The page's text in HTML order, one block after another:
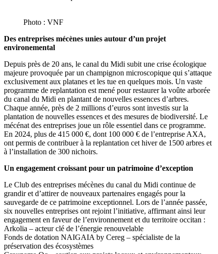
Photo : VNF
Des entreprises mécènes unies autour d’un projet
environemental
Depuis près de 20 ans, le canal du Midi subit une crise écologique
majeure provoquée par un champignon microscopique qui s’attaque
exclusivement aux platanes et les tue en quelques mois. Un vaste
programme de replantation est mené pour restaurer la voûte arborée
du canal du Midi en plantant de nouvelles essences d’arbres.
Chaque année, près de 2 millions d’euros sont investis sur la
plantation de nouvelles essences et des mesures de biodiversité. Le
mécénat des entreprises joue un rôle essentiel dans ce programme.
En 2024, plus de 415 000 €, dont 100 000 € de l’entreprise AXA,
ont permis de contribuer à la replantation cet hiver de 1500 arbres et
à l’installation de 300 nichoirs.
Un engagement croissant pour un patrimoine d’exception
Le Club des entreprises mécènes du canal du Midi continue de
grandir et d’attirer de nouveaux partenaires engagés pour la
sauvegarde de ce patrimoine exceptionnel. Lors de l’année passée,
six nouvelles entreprises ont rejoint l’initiative, affirmant ainsi leur
engagement en faveur de l’environnement et du territoire occitan :
Arkolia – acteur clé de l’énergie renouvelable
Fonds de dotation NAIGAIA by Cereg – spécialiste de la
préservation des écosystèmes